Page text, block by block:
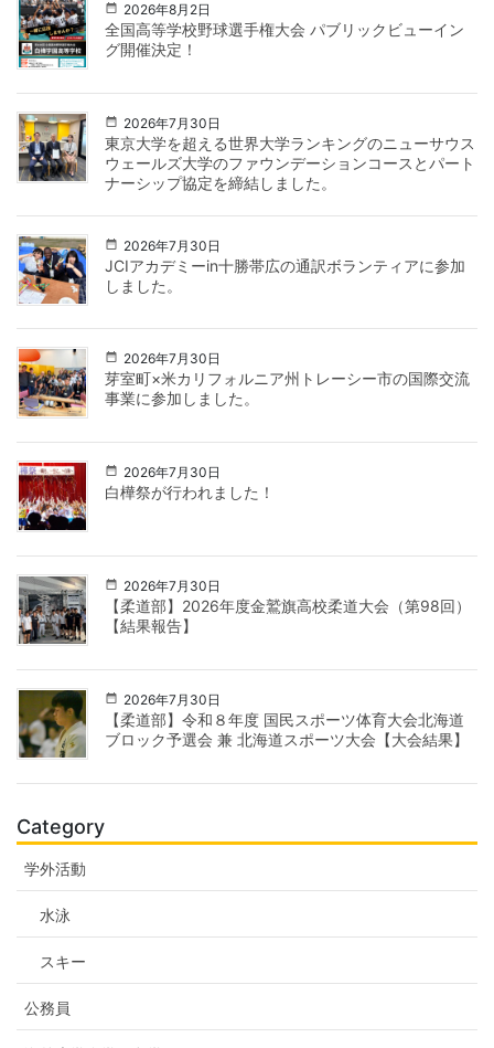
2026年8月2日
全国高等学校野球選手権大会 パブリックビューイン
グ開催決定！
2026年7月30日
東京大学を超える世界大学ランキングのニューサウス
ウェールズ大学のファウンデーションコースとパート
ナーシップ協定を締結しました。
2026年7月30日
JCIアカデミーin十勝帯広の通訳ボランティアに参加
しました。
2026年7月30日
芽室町×米カリフォルニア州トレーシー市の国際交流
事業に参加しました。
2026年7月30日
白樺祭が行われました！
2026年7月30日
【柔道部】2026年度金鷲旗高校柔道大会（第98回）
【結果報告】
2026年7月30日
【柔道部】令和８年度 国民スポーツ体育大会北海道
ブロック予選会 兼 北海道スポーツ大会【大会結果】
Category
学外活動
水泳
スキー
公務員